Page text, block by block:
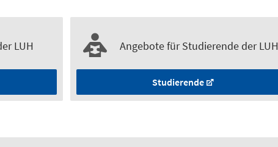
LUH Angebote für Studierende der LUH
Studierende